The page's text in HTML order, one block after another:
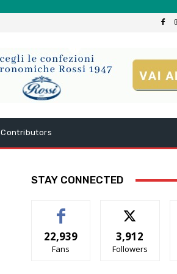
Contributors
STAY CONNECTED
22,939
Fans
3,912
Followers